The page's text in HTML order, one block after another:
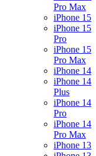
Pro Max
iPhone 15
iPhone 15
Pro
iPhone 15
Pro Max
iPhone 14
iPhone 14
Plus
iPhone 14
Pro
iPhone 14
Pro Max
iPhone 13